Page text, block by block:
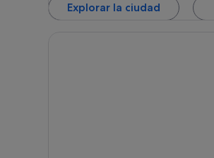
Explorar la ciudad